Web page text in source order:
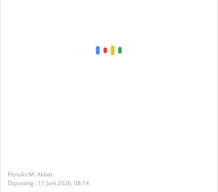
M. Akbar
Diposting : 11 Juni 2026, 08:14